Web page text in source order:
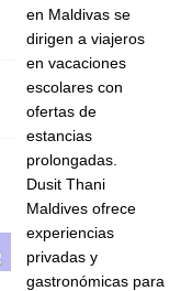
en Maldivas se
dirigen a viajeros
en vacaciones
escolares con
ofertas de
estancias
prolongadas.
Dusit Thani
Maldives ofrece
experiencias
privadas y
gastronómicas para